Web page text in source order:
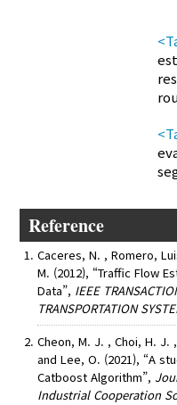
Reference
Caceres, N. , Romero,
M. (2012), “Traffic Flow
Data”, IEEE
TRANSPORTATION
Cheon, M. J. , Choi, H. J.
and Lee, O. (2021), “A
Catboost Algorithm”,
Industrial Cooperation